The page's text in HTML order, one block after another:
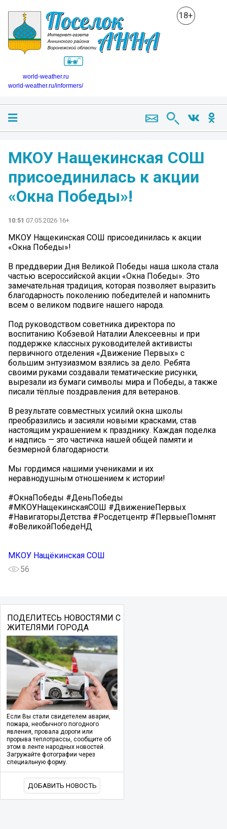
18+
world-weather.ru
world-weather.ru/informers/
МКОУ Нащекинская СОШ
присоединилась к акции
«Окна Победы»!
10:51 07.05.2026 16+
МКОУ Нащекинская СОШ присоединилась к акции
«Окна Победы»!
В преддверии Дня Великой Победы наша школа стала
частью всероссийской акции «Окна Победы». Это
замечательная традиция, которая позволяет выразить
благодарность поколению победителей и напомнить
всем о великом подвиге нашего народа.
Под руководством советника директора по
воспитанию Кобзевой Наталии Алексеевны и при
поддержке классных руководителей активисты
первичного отделения «Движение Первых» с
большим энтузиазмом взялись за дело. Ребята
своими руками создавали тематические рисунки,
вырезали из бумаги символы мира и Победы, а также
писали тёплые поздравления для ветеранов.
В результате совместных усилий окна школы
преобразились и засияли новыми красками, став
настоящим украшением к празднику. Каждая поделка
и надпись — это частичка нашей общей памяти и
безмерной благодарности.
Мы гордимся нашими учениками и их
неравнодушным отношением к истории!
#ОкнаПобеды #ДеньПобеды
#МКОУНащекинскаяСОШ #ДвижениеПервых
#НавигаторыДетства #Росдетцентр #ПервыеПомнят
#оВеликойПобедеНД
МКОУ Нащёкинская СОШ
56
ПОДЕЛИТЕСЬ НОВОСТЯМИ С
ЖИТЕЛЯМИ ГОРОДА
Если Вы стали свидетелем аварии,
пожара, необычного погодного
явления, провала дороги или
прорыва теплотрассы, сообщите об
этом в ленте народных новостей.
Загружайте фотографии через
специальную форму.
ДОБАВИТЬ НОВОСТЬ